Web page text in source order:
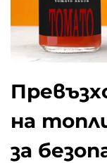
на
за